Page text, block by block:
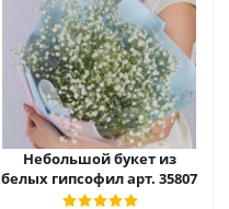
Небольшой букет из
белых гипсофил арт. 35807